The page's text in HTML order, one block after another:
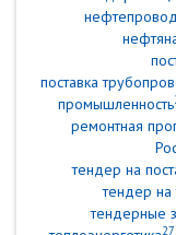
нефтепровод
поставка
промышленность
ремонтная
тендер на
тендер
тендерные